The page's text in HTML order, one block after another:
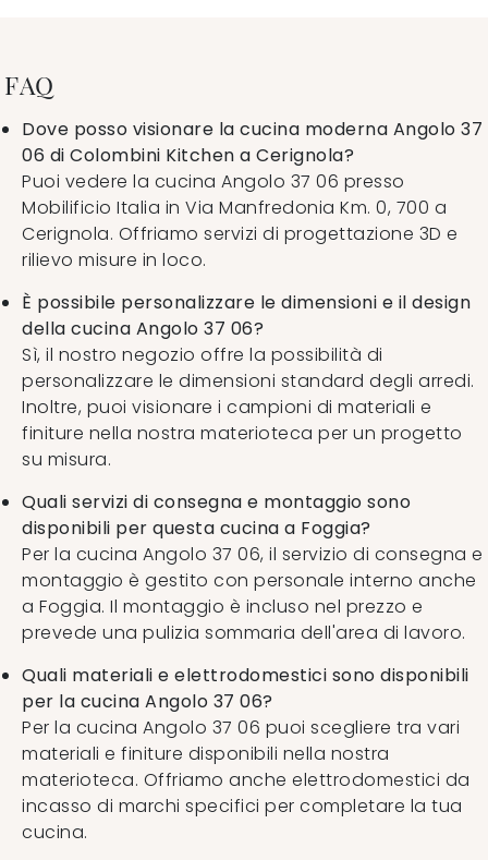
FAQ
Dove posso visionare la cucina moderna Angolo 37
06 di Colombini Kitchen a Cerignola?
Puoi vedere la cucina Angolo 37 06 presso
Mobilificio Italia in Via Manfredonia Km. 0, 700 a
Cerignola. Offriamo servizi di progettazione 3D e
rilievo misure in loco.
È possibile personalizzare le dimensioni e il design
della cucina Angolo 37 06?
Sì, il nostro negozio offre la possibilità di
personalizzare le dimensioni standard degli arredi.
Inoltre, puoi visionare i campioni di materiali e
finiture nella nostra materioteca per un progetto
su misura.
Quali servizi di consegna e montaggio sono
disponibili per questa cucina a Foggia?
Per la cucina Angolo 37 06, il servizio di consegna e
montaggio è gestito con personale interno anche
a Foggia. Il montaggio è incluso nel prezzo e
prevede una pulizia sommaria dell'area di lavoro.
Quali materiali e elettrodomestici sono disponibili
per la cucina Angolo 37 06?
Per la cucina Angolo 37 06 puoi scegliere tra vari
materiali e finiture disponibili nella nostra
materioteca. Offriamo anche elettrodomestici da
incasso di marchi specifici per completare la tua
cucina.